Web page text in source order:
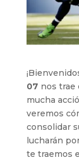
07 nos trae
mucha
veremos
consolidar
lucharán
te traemos